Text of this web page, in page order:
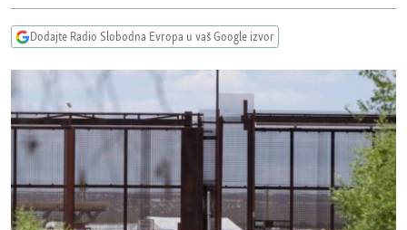
na
pretragu
INFOGRAFIKE
RAT U UKRAJINI
KINA NA BALKANU
RSE PRIČE IZ SVIJETA
ISPRIČAJ MI
DNEVNO@RSE
SPECIJALI RSE
Dodajte Radio Slobodna Evropa u vaš Google izvor